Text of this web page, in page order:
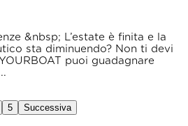
&nbsp; L’estate è finita e la
sta diminuendo? Non ti devi
puoi guadagnare
5 Successiva